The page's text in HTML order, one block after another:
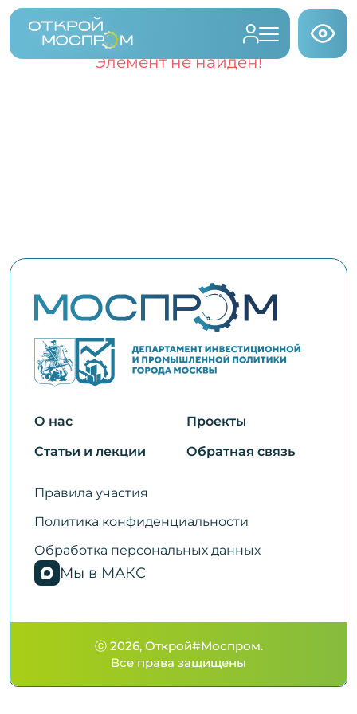
Элемент не найден!
О нас
Проекты
Статьи и лекции
Обратная связь
Правила участия
Политика конфиденциальности
Обработка персональных данных
Мы в МАКС
ⓒ 2026, Открой#Моспром.
Все права защищены